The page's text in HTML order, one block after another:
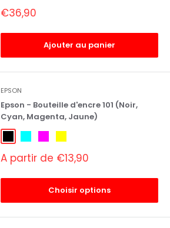
Prix
réduit
€36,90
Ajouter au panier
EPSON
Epson - Bouteille d'encre 101 (Noir,
Cyan, Magenta, Jaune)
Prix
réduit
A partir de €13,90
Choisir options